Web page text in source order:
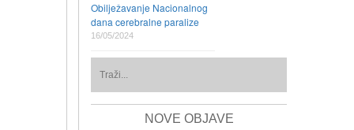
Obilježavanje Nacionalnog
dana cerebralne paralize
16/05/2024
NOVE OBJAVE